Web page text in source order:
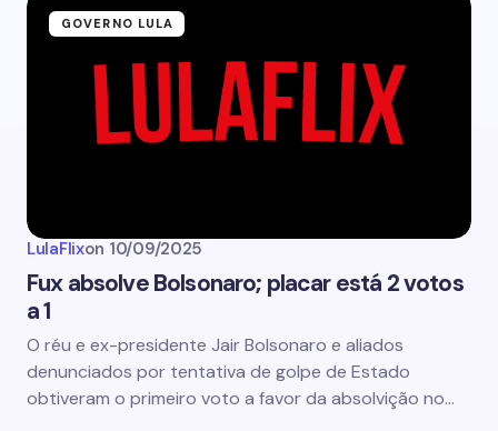
GOVERNO LULA
LulaFlixon 10/09/2025
Fux absolve Bolsonaro; placar está 2 votos
a 1
O réu e ex-presidente Jair Bolsonaro e aliados
denunciados por tentativa de golpe de Estado
obtiveram o primeiro voto a favor da absolvição no…